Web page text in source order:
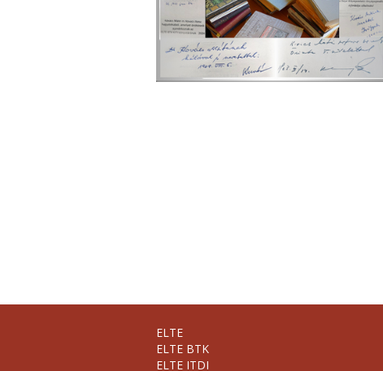
ELTE
ELTE BTK
ELTE ITDI